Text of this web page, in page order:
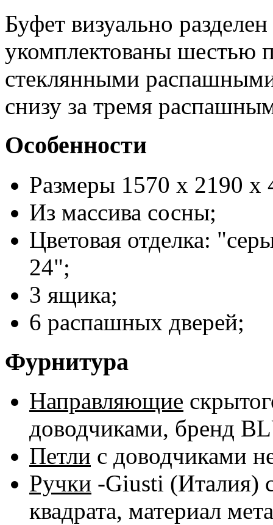
Буфет визуально
укомплектованы шестью
стеклянными
снизу за тремя
Особенности
Размеры 1570 x 2190 x
Из массива сосны;
Цветовая отделка:
24";
3 ящика;
6 распашных дверей;
Фурнитура
Направляющие
доводчиками, бренд
Петли с доводчиками
Ручки -Giusti (Италия)
квадрата, материал